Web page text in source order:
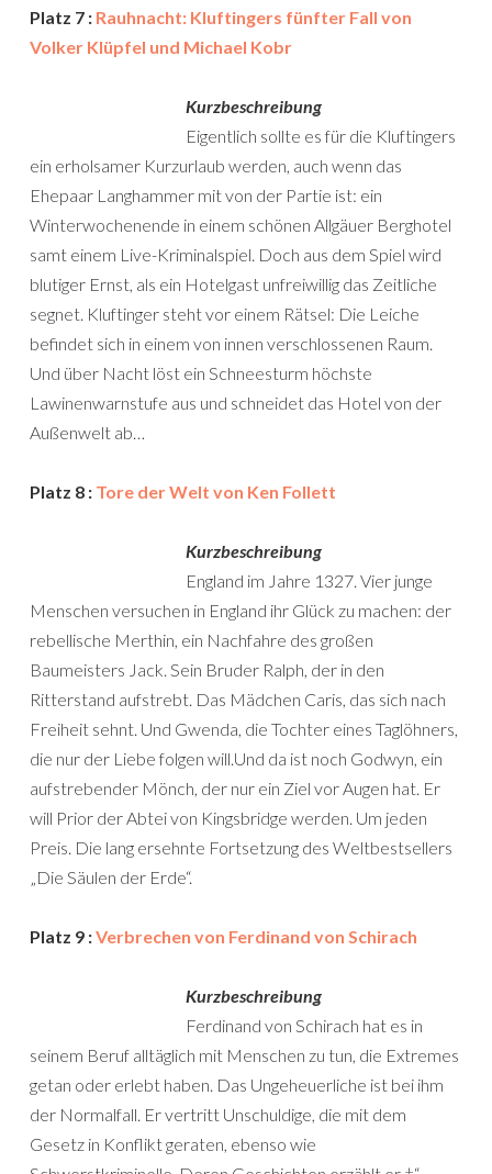
Platz 7 : Rauhnacht: Kluftingers fünfter Fall von
Volker Klüpfel und Michael Kobr
Kurzbeschreibung
Eigentlich sollte es für die Kluftingers
ein erholsamer Kurzurlaub werden, auch wenn das
Ehepaar Langhammer mit von der Partie ist: ein
Winterwochenende in einem schönen Allgäuer Berghotel
samt einem Live-Kriminalspiel. Doch aus dem Spiel wird
blutiger Ernst, als ein Hotelgast unfreiwillig das Zeitliche
segnet. Kluftinger steht vor einem Rätsel: Die Leiche
befindet sich in einem von innen verschlossenen Raum.
Und über Nacht löst ein Schneesturm höchste
Lawinenwarnstufe aus und schneidet das Hotel von der
Außenwelt ab…
Platz 8 : Tore der Welt von Ken Follett
Kurzbeschreibung
England im Jahre 1327. Vier junge
Menschen versuchen in England ihr Glück zu machen: der
rebellische Merthin, ein Nachfahre des großen
Baumeisters Jack. Sein Bruder Ralph, der in den
Ritterstand aufstrebt. Das Mädchen Caris, das sich nach
Freiheit sehnt. Und Gwenda, die Tochter eines Taglöhners,
die nur der Liebe folgen will.Und da ist noch Godwyn, ein
aufstrebender Mönch, der nur ein Ziel vor Augen hat. Er
will Prior der Abtei von Kingsbridge werden. Um jeden
Preis. Die lang ersehnte Fortsetzung des Weltbestsellers
„Die Säulen der Erde“.
Platz 9 :Verbrechen von Ferdinand von Schirach
Kurzbeschreibung
Ferdinand von Schirach hat es in
seinem Beruf alltäglich mit Menschen zu tun, die Extremes
getan oder erlebt haben. Das Ungeheuerliche ist bei ihm
der Normalfall. Er vertritt Unschuldige, die mit dem
Gesetz in Konflikt geraten, ebenso wie